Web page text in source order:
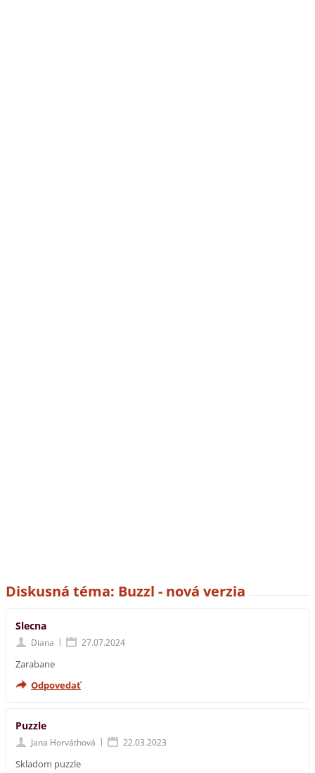
Diskusná téma: Buzzl - nová verzia
Slecna
Diana | 27.07.2024
Zarabane
Odpovedať
Puzzle
Jana Horváthová | 22.03.2023
Skladom puzzle